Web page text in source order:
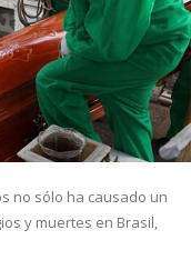
no sólo ha causado un
y muertes en Brasil,